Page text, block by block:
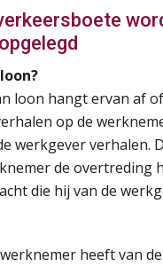
loon hangt ervan af
op de
werkgever verhalen.
de overtreding
die hij van de
heeft van
MOCuitgevers
PDL (NIRPA
Verbeek Praehep